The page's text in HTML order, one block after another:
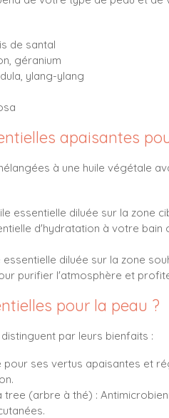
de santal
géranium
ylang-ylang
apaisantes
à une huile végétale
essentielle diluée sur la zone
d'hydratation à votre
diluée sur la zone
purifier l'atmosphère et
pour la peau ?
par leurs bienfaits :
pour ses vertus apaisantes et
(arbre à thé) :